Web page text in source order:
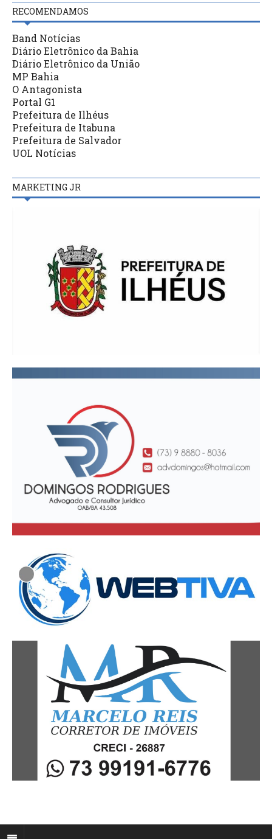
RECOMENDAMOS
Band Notícias
Diário Eletrônico da Bahia
Diário Eletrônico da União
MP Bahia
O Antagonista
Portal G1
Prefeitura de Ilhéus
Prefeitura de Itabuna
Prefeitura de Salvador
UOL Notícias
MARKETING JR